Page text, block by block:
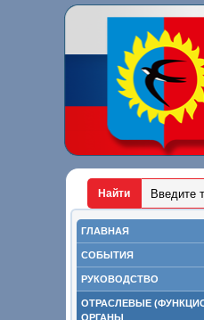
ГЛАВНАЯ
СОБЫТИЯ
РУКОВОДСТВО
ОТРАСЛЕВЫЕ
ОРГАНЫ